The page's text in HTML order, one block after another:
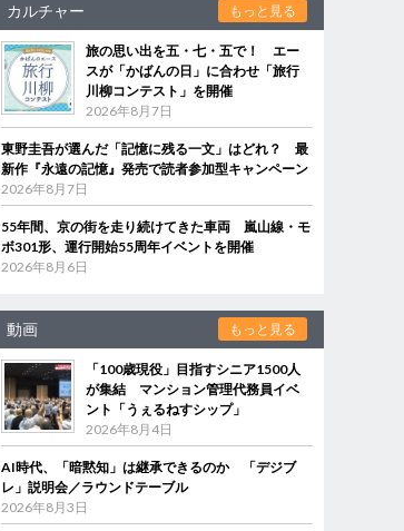
カルチャー もっと見る
旅の思い出を五・七・五で！ エー
スが「かばんの日」に合わせ「旅行
川柳コンテスト」を開催
2026年8月7日
東野圭吾が選んだ「記憶に残る一文」はどれ？ 最
新作『永遠の記憶』発売で読者参加型キャンペーン
2026年8月7日
55年間、京の街を走り続けてきた車両 嵐山線・モ
ボ301形、運行開始55周年イベントを開催
2026年8月6日
動画 もっと見る
「100歳現役」目指すシニア1500人
が集結 マンション管理代務員イベ
ント「うぇるねすシップ」
2026年8月4日
AI時代、「暗黙知」は継承できるのか 「デジブ
レ」説明会／ラウンドテーブル
2026年8月3日